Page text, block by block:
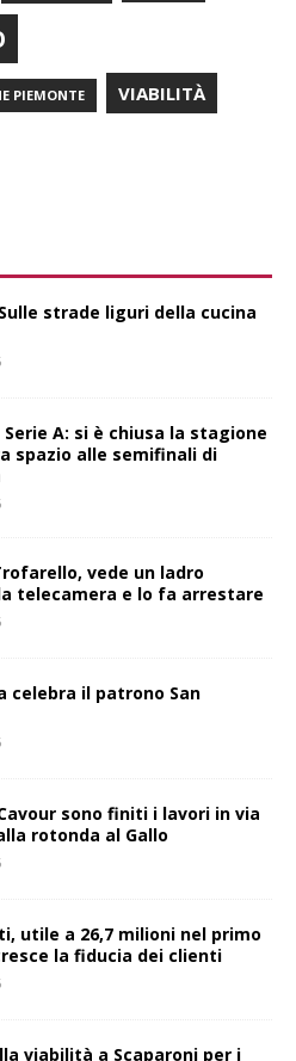
PIEMONTE VIABILITÀ
Sulle strade liguri della cucina
A: si è chiusa la stagione
spazio alle semifinali di
vede un ladro
telecamera e lo fa arrestare
celebra il patrono San
sono finiti i lavori in via
rotonda al Gallo
utile a 26,7 milioni nel primo
la fiducia dei clienti
viabilità a Scaparoni per i